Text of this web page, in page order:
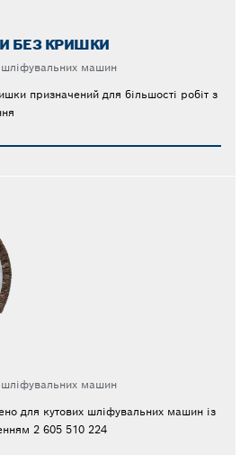
БЕЗ КРИШКИ
шліфувальних машин
призначений для більшості робіт з
шліфувальних машин
для кутових шліфувальних машин із
2 605 510 224